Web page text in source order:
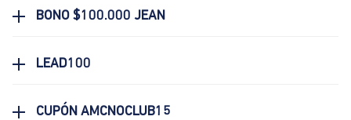
BONO $100.000 JEAN
LEAD100
CUPÓN AMCNOCLUB15